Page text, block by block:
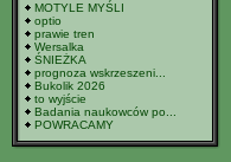
MOTYLE MYŚLI
optio
prawie tren
Wersalka
ŚNIEŻKA
prognoza wskrzeszeni...
Bukolik 2026
to wyjście
Badania naukowców po...
POWRACAMY